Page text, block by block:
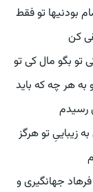
بودنیها تو فقط
کن
تو بگو مال کی تو
به هر چه که باید
رسیدم
زیباییِ تو هرگز
جهانگیری و